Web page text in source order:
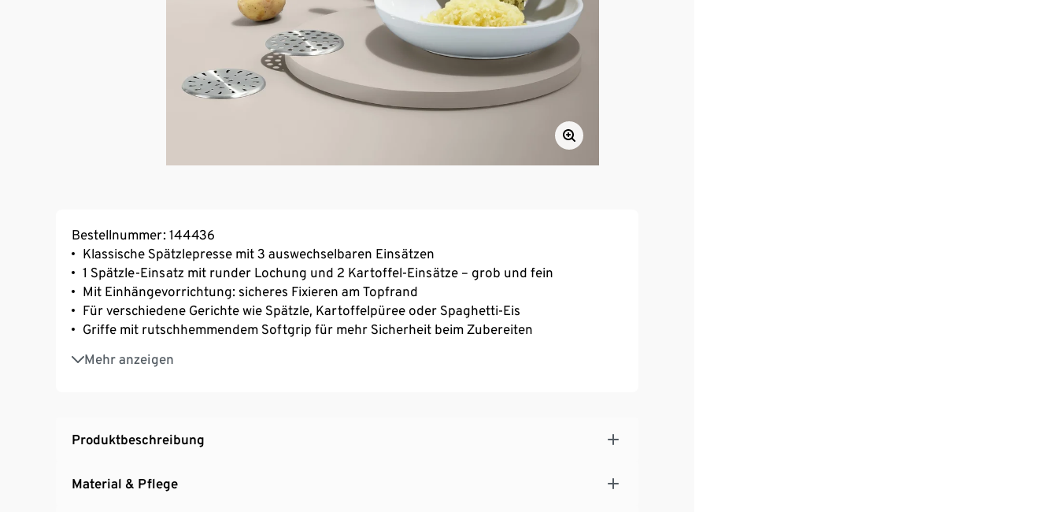
Bestellnummer: 144436
Klassische Spätzlepresse mit 3 auswechselbaren Einsätzen
1 Spätzle-Einsatz mit runder Lochung und 2 Kartoffel-Einsätze – grob und fein
Mit Einhängevorrichtung: sicheres Fixieren am Topfrand
Für verschiedene Gerichte wie Spätzle, Kartoffelpüree oder Spaghetti-Eis
Griffe mit rutschhemmendem Softgrip für mehr Sicherheit beim Zubereiten
Mehr anzeigen
Hochwertig verarbeitete Handpresse mit mattiertem Edelstahl 18/10
Speziell veredelter Stahl mit langer Lebensdauer: rostfrei, pflegeleicht, form- und
Auch zur Herstellung von Säften geeignet
Produktbeschreibung
Material & Pflege